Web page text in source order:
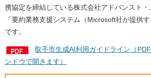
携協定を締結している株式会社アドバンスト・
「要約業務支援システム（Microsoft社が提供す
です。
取手市生成AI利用ガイドライン（
ンドウで開きます）